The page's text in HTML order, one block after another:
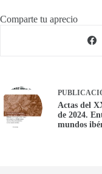
Comparte tu aprecio
Actas del
de 2024.
mundos